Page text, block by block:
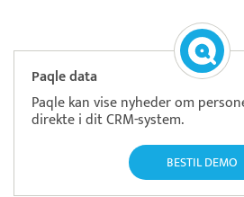
Paqle data
Paqle kan vise nyheder om
direkte i dit CRM-system.
BESTIL DEMO